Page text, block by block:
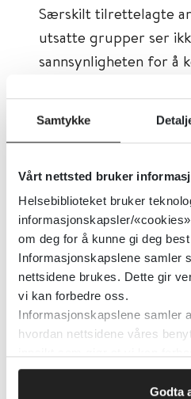
Samtykke
Vårt nettsted bruker
Helsebiblioteket bruker
informasjonskapsler/
om deg for å kunne gi deg
Informasjonskapslene samler
nettsidene brukes. Dette gir
vi kan forbedre oss.
Informasjonskapslene samler
hvordan nettsidene våres
Godta
Særskilt tilrettelagte
utsatte grupper ser
sannsynligheten for å
Sist faglig oppdatert:
Tema:
Emner: Supported
Arbeidsledighet
Dokumenttype:
Utgiver:
Språk:Norsk